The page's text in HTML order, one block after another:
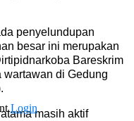
penyelundupan
besar ini merupakan
Bareskrim
di Gedung
masih aktif
Login